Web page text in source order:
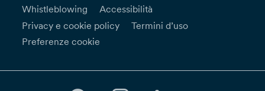
Whistleblowing
Accessibilità
Privacy e cookie policy
Termini d’uso
Preferenze cookie